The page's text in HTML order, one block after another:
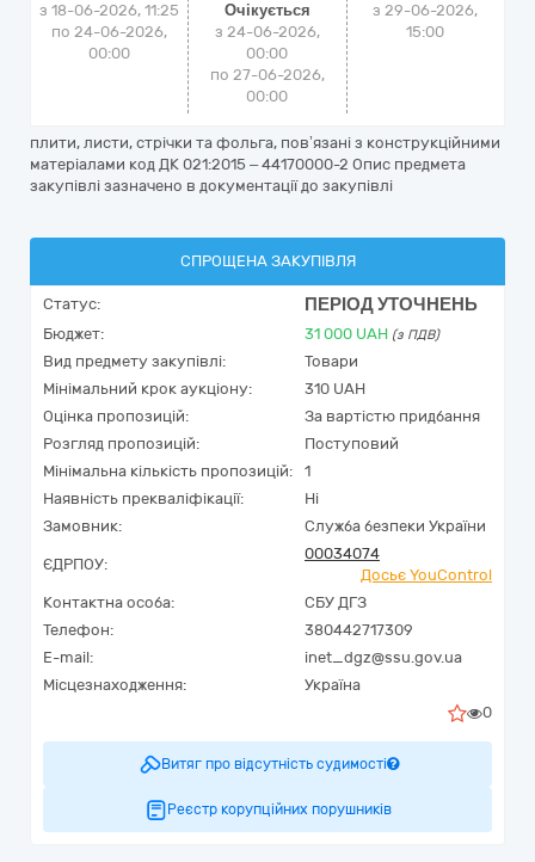
з 18-06-2026, 11:25
по 24-06-2026,
00:00
Очікується
з 24-06-2026,
00:00
по 27-06-2026,
00:00
з29-06-2026,
15:00
плити, листи, стрічки та фольга, пов’язані з конструкційними
матеріалами код ДК 021:2015 – 44170000-2 Опис предмета
закупівлі зазначено в документації до закупівлі
СПРОЩЕНА ЗАКУПІВЛЯ
Статус: ПЕРІОД УТОЧНЕНЬ
Бюджет: 31 000 UAH (з ПДВ)
Вид предмету закупівлі:
Товари
Мінімальний крок аукціону:
310 UAH
Оцінка пропозицій:
За вартістю придбання
Розгляд пропозицій:
Поступовий
Мінімальна кількість пропозицій:
1
Наявність прекваліфікації:
Ні
Замовник:
Служба безпеки України
ЄДРПОУ:
00034074
Досьє YouControl
Контактна особа:
СБУ ДГЗ
Телефон:
380442717309
E-mail:
inet_dgz@ssu.gov.ua
Місцезнаходження:
Україна
0
Витяг про відсутність судимості
Реєстр корупційних порушників